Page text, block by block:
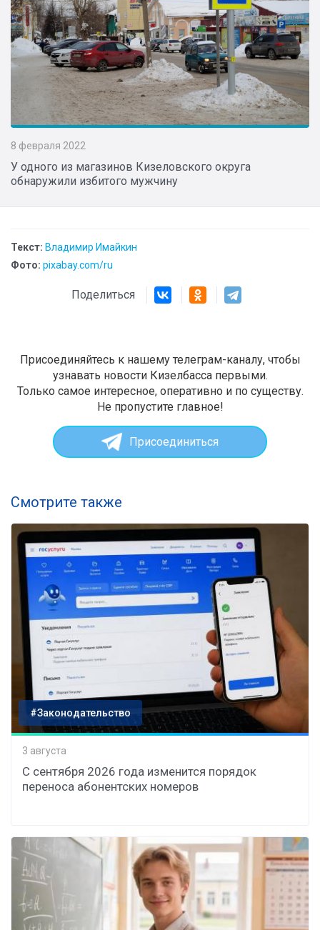
8 февраля 2022
У одного из магазинов Кизеловского округа
обнаружили избитого мужчину
Текст: Владимир Имайкин
Фото: pixabay.com/ru
Поделиться
Присоединяйтесь к нашему телеграм-каналу, чтобы
узнавать новости Кизелбасса первыми.
Только самое интересное, оперативно и по существу.
Не пропустите главное!
Присоединиться
Смотрите также
#Законодательство
3 августа
С сентября 2026 года изменится порядок
переноса абонентских номеров